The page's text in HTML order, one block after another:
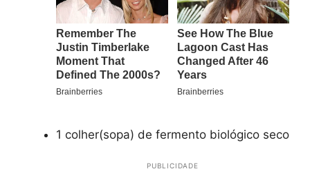
1 colher(sopa) de fermento biológico seco
PUBLICIDADE